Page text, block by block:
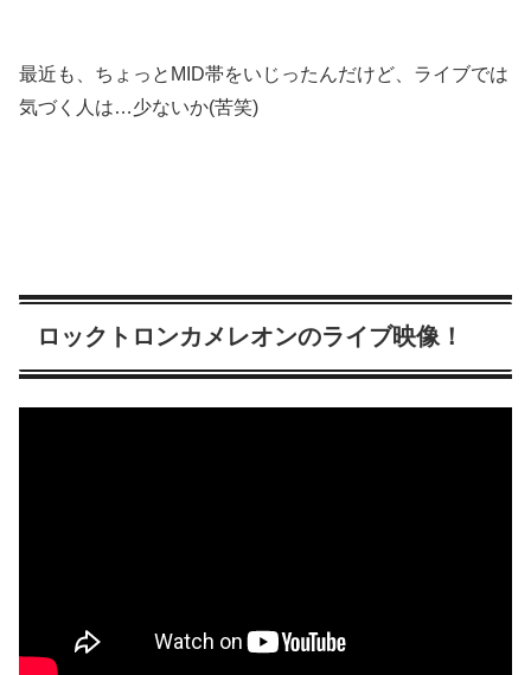
最近も、ちょっとMID帯をいじったんだけど、ライブでは
気づく人は…少ないか(苦笑)
ロックトロンカメレオンのライブ映像！